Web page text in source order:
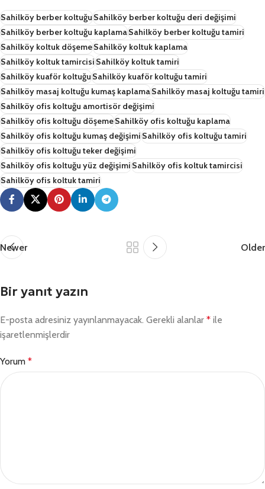
Sahilköy berber koltuğuSahilköy berber koltuğu deri değişimi
Sahilköy berber koltuğu kaplamaSahilköy berber koltuğu tamiri
Sahilköy koltuk döşemeSahilköy koltuk kaplama
Sahilköy koltuk tamircisiSahilköy koltuk tamiri
Sahilköy kuaför koltuğuSahilköy kuaför koltuğu tamiri
Sahilköy masaj koltuğu kumaş kaplamaSahilköy masaj koltuğu tamiri
Sahilköy ofis koltuğu amortisör değişimi
Sahilköy ofis koltuğu döşemeSahilköy ofis koltuğu kaplama
Sahilköy ofis koltuğu kumaş değişimiSahilköy ofis koltuğu tamiri
Sahilköy ofis koltuğu teker değişimi
Sahilköy ofis koltuğu yüz değişimiSahilköy ofis koltuk tamircisi
Sahilköy ofis koltuk tamiri
Newer Older
Bir yanıt yazın
E-posta adresiniz yayınlanmayacak. Gerekli alanlar * ile
işaretlenmişlerdir
Yorum *